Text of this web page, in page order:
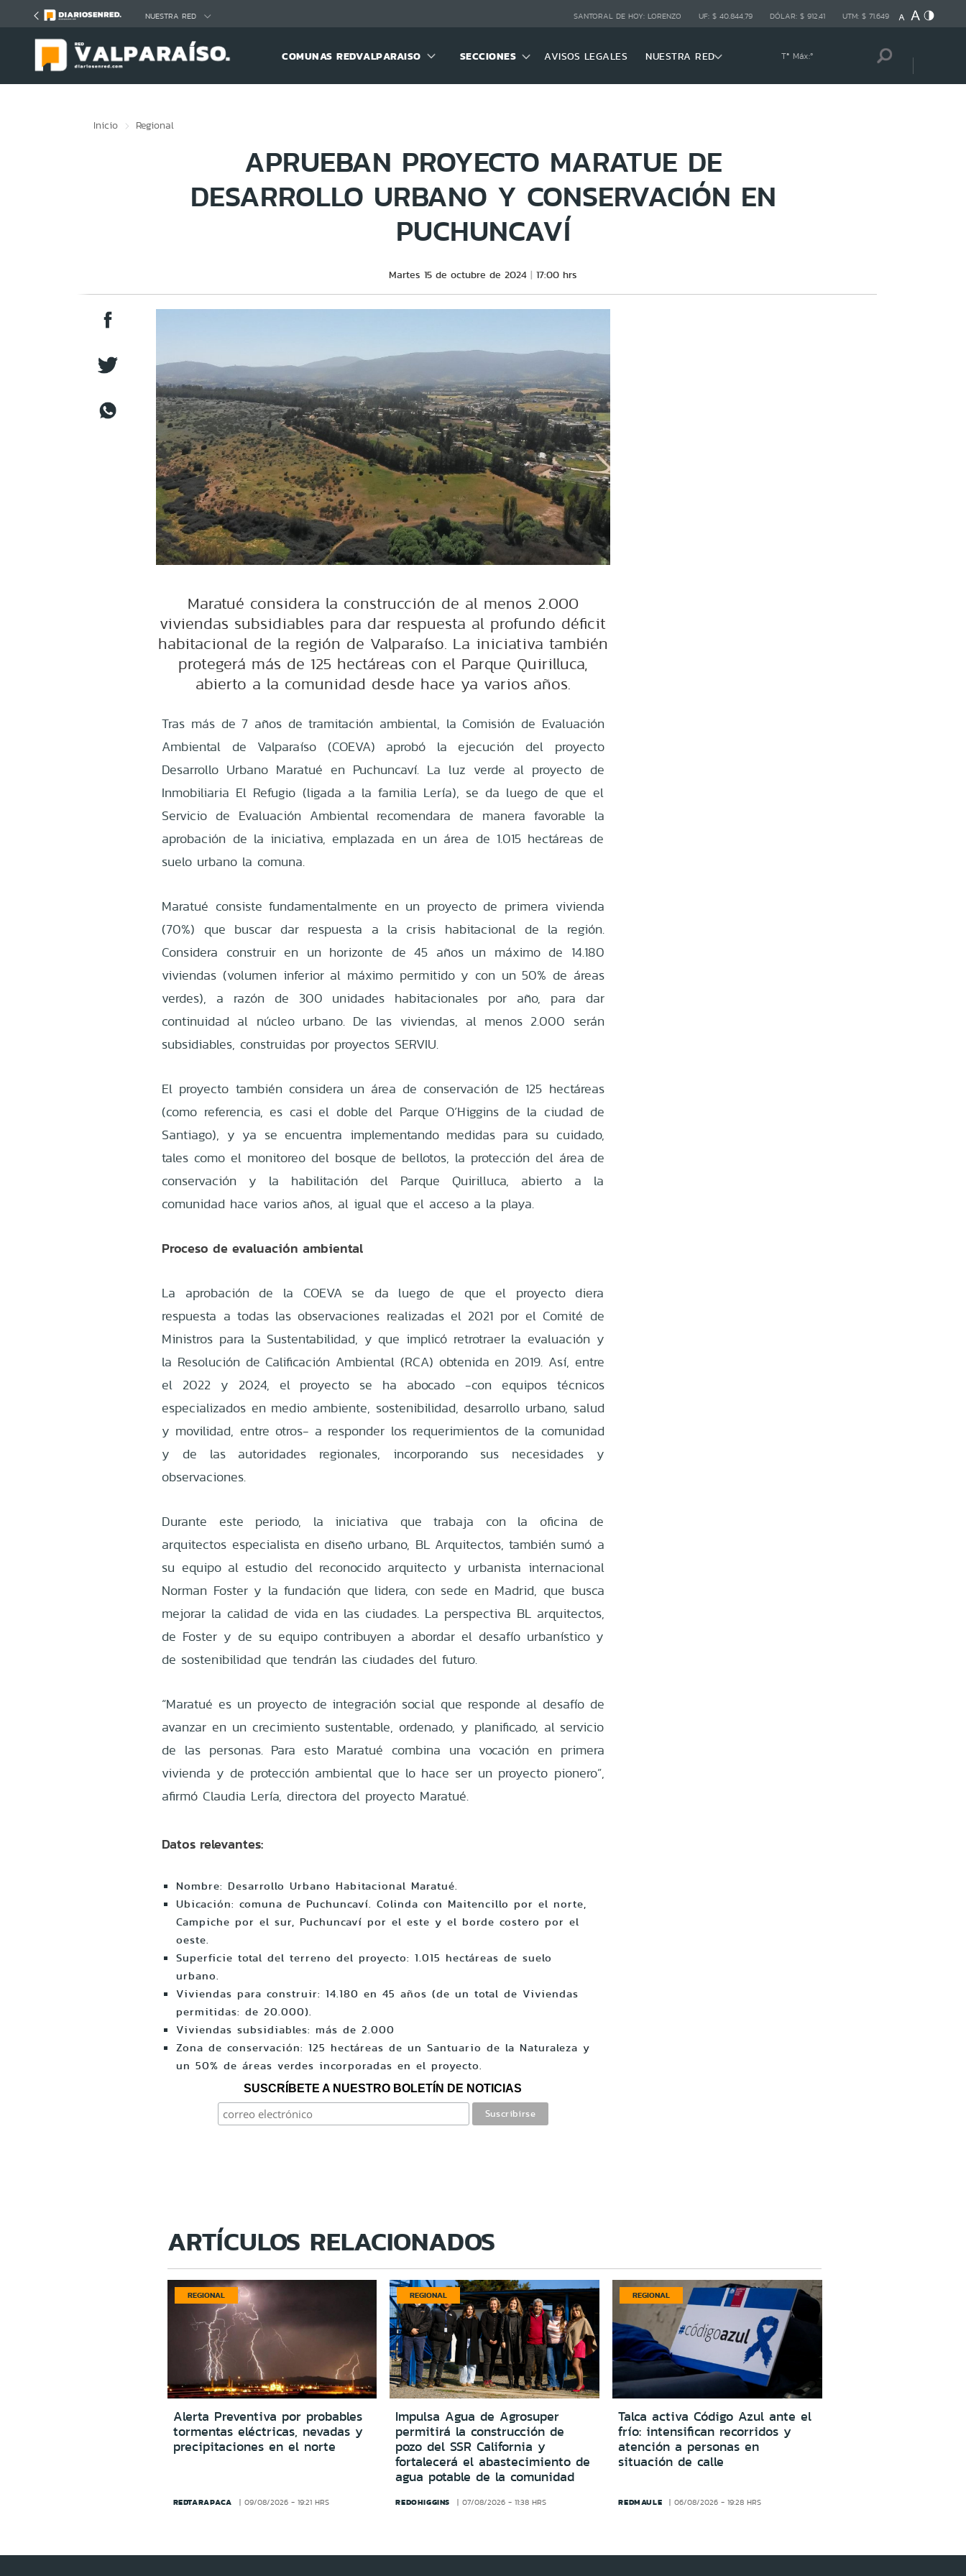
NUESTRA RED SANTORAL DE HOY: LORENZO UF: $ 40.844,79 DÓLAR: $ 912,41 UTM: $ 71.649
COMUNAS REDVALPARAISO SECCIONES AVISOS LEGALES NUESTRA RED Tª Máx:º
Inicio Regional
APRUEBAN PROYECTO MARATUE DE
DESARROLLO URBANO Y CONSERVACIÓN EN
PUCHUNCAVÍ
Martes 15 de octubre de 2024 17:00 hrs
Maratué considera la construcción de al menos 2.000
viviendas subsidiables para dar respuesta al profundo déficit
habitacional de la región de Valparaíso. La iniciativa también
protegerá más de 125 hectáreas con el Parque Quirilluca,
abierto a la comunidad desde hace ya varios años.
Tras más de 7 años de tramitación ambiental, la Comisión de Evaluación
Ambiental de Valparaíso (COEVA) aprobó la ejecución del proyecto
Desarrollo Urbano Maratué en Puchuncaví. La luz verde al proyecto de
Inmobiliaria El Refugio (ligada a la familia Lería), se da luego de que el
Servicio de Evaluación Ambiental recomendara de manera favorable la
aprobación de la iniciativa, emplazada en un área de 1.015 hectáreas de
suelo urbano la comuna.
Maratué consiste fundamentalmente en un proyecto de primera vivienda
(70%) que buscar dar respuesta a la crisis habitacional de la región.
Considera construir en un horizonte de 45 años un máximo de 14.180
viviendas (volumen inferior al máximo permitido y con un 50% de áreas
verdes), a razón de 300 unidades habitacionales por año, para dar
continuidad al núcleo urbano. De las viviendas, al menos 2.000 serán
subsidiables, construidas por proyectos SERVIU.
El proyecto también considera un área de conservación de 125 hectáreas
(como referencia, es casi el doble del Parque O´Higgins de la ciudad de
Santiago), y ya se encuentra implementando medidas para su cuidado,
tales como el monitoreo del bosque de bellotos, la protección del área de
conservación y la habilitación del Parque Quirilluca, abierto a la
comunidad hace varios años, al igual que el acceso a la playa.
Proceso de evaluación ambiental
La aprobación de la COEVA se da luego de que el proyecto diera
respuesta a todas las observaciones realizadas el 2021 por el Comité de
Ministros para la Sustentabilidad, y que implicó retrotraer la evaluación y
la Resolución de Calificación Ambiental (RCA) obtenida en 2019. Así, entre
el 2022 y 2024, el proyecto se ha abocado -con equipos técnicos
especializados en medio ambiente, sostenibilidad, desarrollo urbano, salud
y movilidad, entre otros- a responder los requerimientos de la comunidad
y de las autoridades regionales, incorporando sus necesidades y
observaciones.
Durante este periodo, la iniciativa que trabaja con la oficina de
arquitectos especialista en diseño urbano, BL Arquitectos, también sumó a
su equipo al estudio del reconocido arquitecto y urbanista internacional
Norman Foster y la fundación que lidera, con sede en Madrid, que busca
mejorar la calidad de vida en las ciudades. La perspectiva BL arquitectos,
de Foster y de su equipo contribuyen a abordar el desafío urbanístico y
de sostenibilidad que tendrán las ciudades del futuro.
“Maratué es un proyecto de integración social que responde al desafío de
avanzar en un crecimiento sustentable, ordenado, y planificado, al servicio
de las personas. Para esto Maratué combina una vocación en primera
vivienda y de protección ambiental que lo hace ser un proyecto pionero”,
afirmó Claudia Lería, directora del proyecto Maratué.
Datos relevantes:
Nombre: Desarrollo Urbano Habitacional Maratué.
Ubicación: comuna de Puchuncaví. Colinda con Maitencillo por el norte,
Campiche por el sur, Puchuncaví por el este y el borde costero por el
oeste.
Superficie total del terreno del proyecto: 1.015 hectáreas de suelo
urbano.
Viviendas para construir: 14.180 en 45 años (de un total de Viviendas
permitidas: de 20.000).
Viviendas subsidiables: más de 2.000
Zona de conservación: 125 hectáreas de un Santuario de la Naturaleza y
un 50% de áreas verdes incorporadas en el proyecto.
SUSCRÍBETE A NUESTRO BOLETÍN DE NOTICIAS
ARTÍCULOS RELACIONADOS
REGIONAL
Alerta Preventiva por probables
tormentas eléctricas, nevadas y
precipitaciones en el norte
REDTARAPACA 09/08/2026 - 19:21 HRS
REGIONAL
Impulsa Agua de Agrosuper
permitirá la construcción de
pozo del SSR California y
fortalecerá el abastecimiento de
agua potable de la comunidad
REDOHIGGINS 07/08/2026 - 11:38 HRS
REGIONAL
Talca activa Código Azul ante el
frío: intensifican recorridos y
atención a personas en
situación de calle
REDMAULE 06/08/2026 - 19:28 HRS